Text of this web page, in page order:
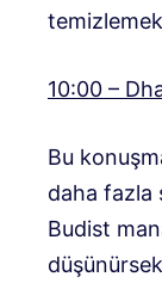
10:00 –
Bu
daha fazla
Budist